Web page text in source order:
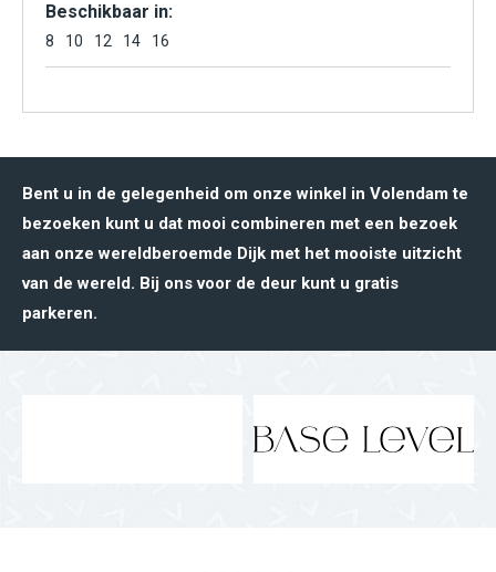
Beschikbaar in:
8 10 12 14 16
Bent u in de gelegenheid om onze winkel in Volendam te
bezoeken kunt u dat mooi combineren met een bezoek
aan onze wereldberoemde Dijk met het mooiste uitzicht
van de wereld. Bij ons voor de deur kunt u gratis
parkeren.